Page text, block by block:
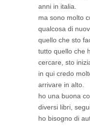
anni in italia.
ma sono molto
qualcosa di
quello che sto
tutto quello che
cercare, sto
in qui credo
arrivare in alto.
ho una buona
diversi libri,
ho bisogno di